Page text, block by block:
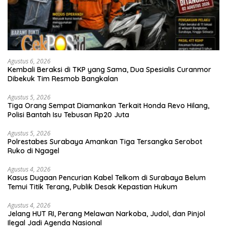
Agustus 6, 2026
Kembali Beraksi di TKP yang Sama, Dua Spesialis Curanmor
Dibekuk Tim Resmob Bangkalan
Agustus 5, 2026
Tiga Orang Sempat Diamankan Terkait Honda Revo Hilang,
Polisi Bantah Isu Tebusan Rp20 Juta
Agustus 5, 2026
Polrestabes Surabaya Amankan Tiga Tersangka Serobot
Ruko di Ngagel
Agustus 4, 2026
Kasus Dugaan Pencurian Kabel Telkom di Surabaya Belum
Temui Titik Terang, Publik Desak Kepastian Hukum
Agustus 4, 2026
Jelang HUT RI, Perang Melawan Narkoba, Judol, dan Pinjol
Ilegal Jadi Agenda Nasional